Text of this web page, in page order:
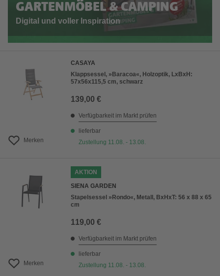
GARTENMÖBEL & CAMPING
Digital und voller Inspiration
Merken
CASAYA
Klappsessel, »Baracoa«, Holzoptik, LxBxH:
57x56x115,5 cm, schwarz
139,00 €
Verfügbarkeit im Markt prüfen
lieferbar
Zustellung 11.08. - 13.08.
Merken
AKTION
SIENA GARDEN
Stapelsessel »Rondo«, Metall, BxHxT: 56 x 88 x 65
cm
119,00 €
Verfügbarkeit im Markt prüfen
lieferbar
Zustellung 11.08. - 13.08.